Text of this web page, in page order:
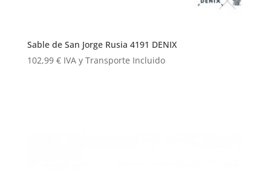
Sable de San Jorge Rusia 4191 DENIX
102,99 € IVA y Transporte Incluido